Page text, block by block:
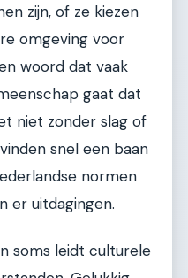
zijn, of ze kiezen
omgeving voor
woord dat vaak
gaat dat
niet zonder slag of
snel een baan
normen
er uitdagingen.
soms leidt culturele